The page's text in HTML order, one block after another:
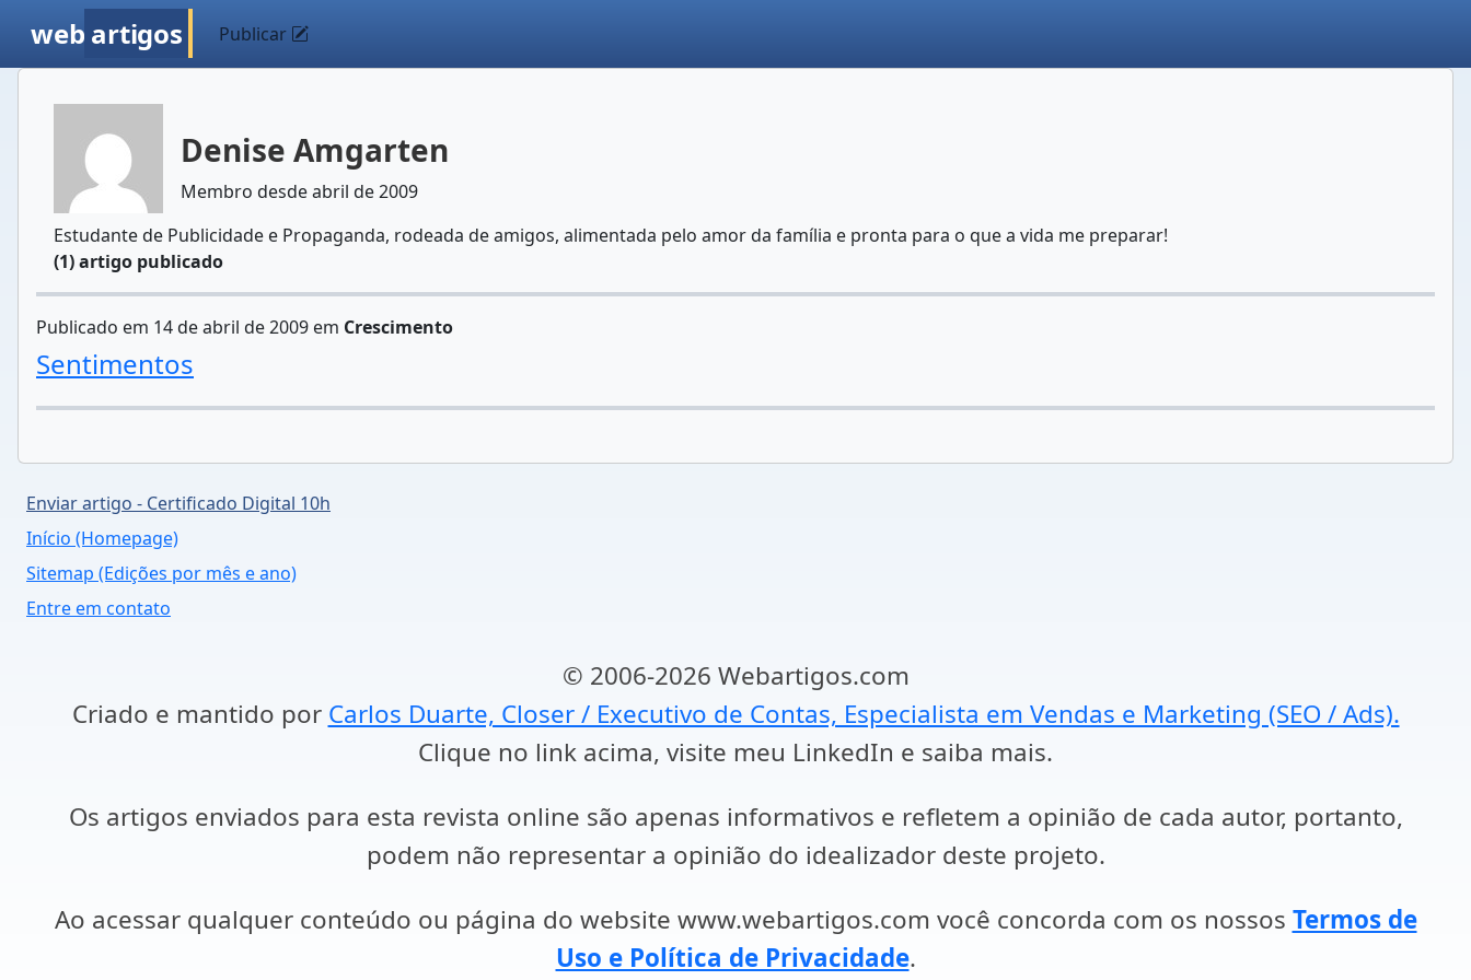
web artigos Publicar
Denise Amgarten
Membro desde abril de 2009
Estudante de Publicidade e Propaganda, rodeada de amigos, alimentada pelo amor da família e pronta para o que a vida me preparar!
(1) artigo publicado
Publicado em 14 de abril de 2009 em Crescimento
Sentimentos
Enviar artigo - Certificado Digital 10h
Início (Homepage)
Sitemap (Edições por mês e ano)
Entre em contato
© 2006-2026 Webartigos.com
Criado e mantido por Carlos Duarte, Closer / Executivo de Contas, Especialista em Vendas e Marketing (SEO / Ads).
Clique no link acima, visite meu LinkedIn e saiba mais.
Os artigos enviados para esta revista online são apenas informativos e refletem a opinião de cada autor, portanto,
podem não representar a opinião do idealizador deste projeto.
Ao acessar qualquer conteúdo ou página do website www.webartigos.com você concorda com os nossos Termos de
Uso e Política de Privacidade.